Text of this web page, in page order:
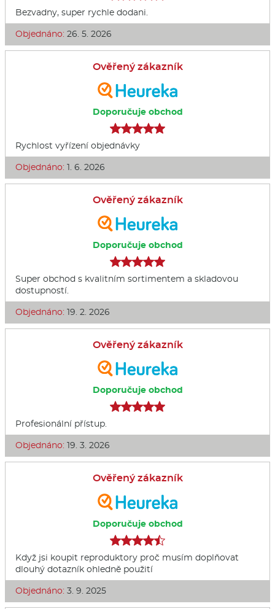
Bezvadny, super rychle dodani.
Objednáno: 26. 5. 2026
Ověřený zákazník
Doporučuje obchod
Rychlost vyřízení objednávky
Objednáno: 1. 6. 2026
Ověřený zákazník
Doporučuje obchod
Super obchod s kvalitním sortimentem a skladovou
dostupností.
Objednáno: 19. 2. 2026
Ověřený zákazník
Doporučuje obchod
Profesionální přístup.
Objednáno: 19. 3. 2026
Ověřený zákazník
Doporučuje obchod
Když jsi koupit reproduktory proč musím doplňovat
dlouhý dotazník ohledně použití
Objednáno: 3. 9. 2025